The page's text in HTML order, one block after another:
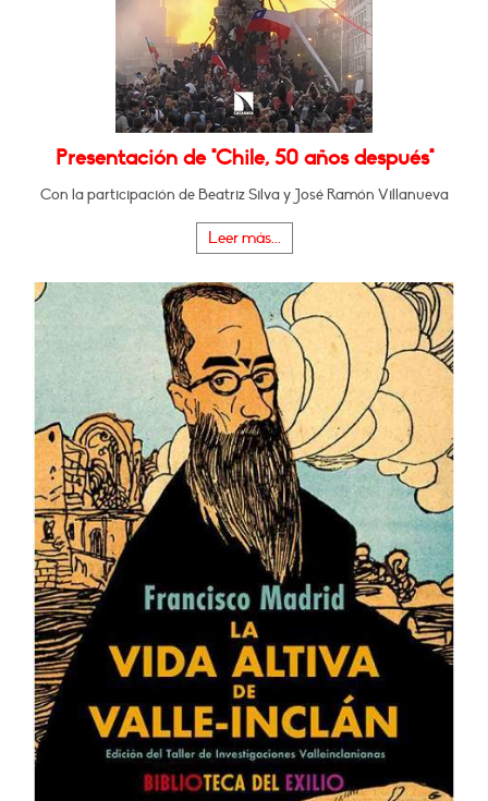
Presentación de "Chile, 50 años después"
Con la participación de Beatriz Silva y José Ramón Villanueva
Leer más...